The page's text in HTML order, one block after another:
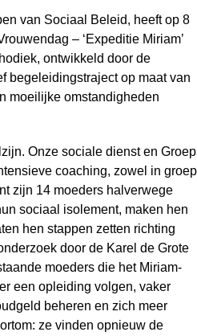
van Sociaal Beleid, heeft op 8
– ‘Expeditie Miriam’
ontwikkeld door de
begeleidingstraject op maat van
moeilijke omstandigheden
Onze sociale dienst en Groep
coaching, zowel in groep
zijn 14 moeders halverwege
sociaal isolement, maken hen
hen stappen zetten richting
door de Karel de Grote
moeders die het Miriam-
een opleiding volgen, vaker
beheren en zich meer
ze vinden opnieuw de